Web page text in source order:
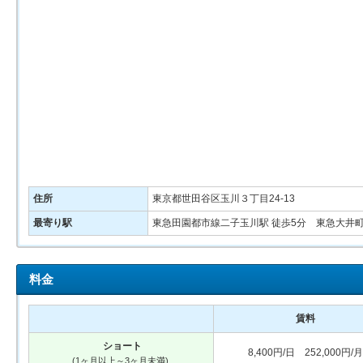
住所 東京都世田谷区玉川３丁目24-13
最寄り駅 東急田園都市線二子玉川駅 徒歩5分 東急大井
料金
賃料
ショート
(1ヶ月以上～3ヶ月未満)
8,400円/日 252,000円/月